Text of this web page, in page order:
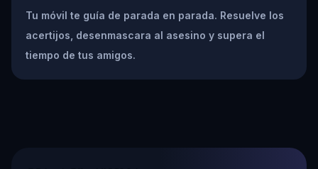
Tu móvil te guía de parada en parada. Resuelve los
acertijos, desenmascara al asesino y supera el
tiempo de tus amigos.